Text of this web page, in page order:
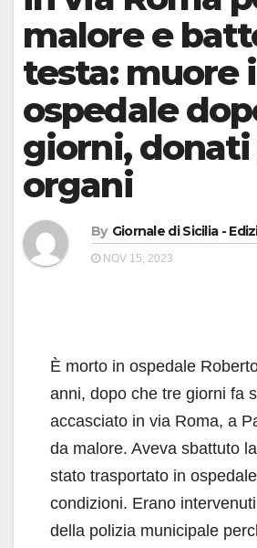
malore e
testa: muore
ospedale
giorni,
organi
By Giornale di Sicilia -
NOV 15, 2023
È morto in ospedale
anni, dopo che tre giorni fa
accasciato in via Roma, a
da malore. Aveva sbattuto
stato trasportato in
condizioni. Erano
della polizia municipale